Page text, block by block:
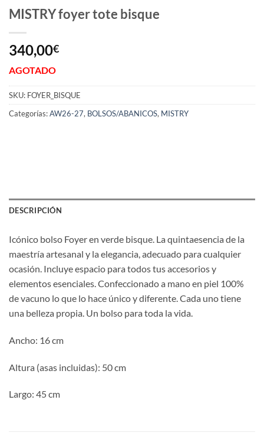
MISTRY foyer tote bisque
340,00€
AGOTADO
SKU: FOYER_BISQUE
Categorías:AW26-27, BOLSOS/ABANICOS, MISTRY
DESCRIPCIÓN
Icónico bolso Foyer en verde bisque. La quintaesencia de la
maestría artesanal y la elegancia, adecuado para cualquier
ocasión. Incluye espacio para todos tus accesorios y
elementos esenciales. Confeccionado a mano en piel 100%
de vacuno lo que lo hace único y diferente. Cada uno tiene
una belleza propia. Un bolso para toda la vida.
Ancho: 16 cm
Altura (asas incluidas): 50 cm
Largo: 45 cm